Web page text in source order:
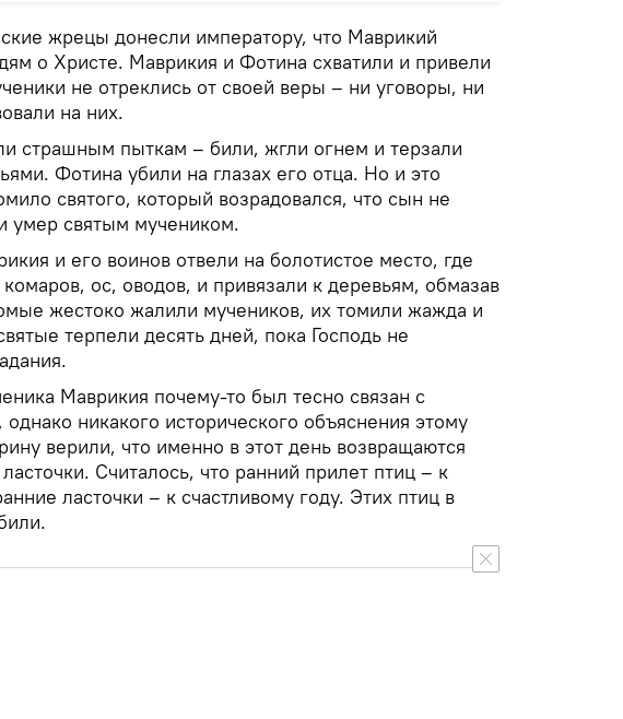
жрецы донесли императору, что Маврикий
о Христе. Маврикия и Фотина схватили и привели
не отреклись от своей веры – ни уговоры, ни
на них.
страшным пыткам – били, жгли огнем и терзали
Фотина убили на глазах его отца. Но и это
святого, который возрадовался, что сын не
умер святым мучеником.
и его воинов отвели на болотистое место, где
ос, оводов, и привязали к деревьям, обмазав
жестоко жалили мучеников, их томили жажда и
терпели десять дней, пока Господь не
Маврикия почему-то был тесно связан с
никакого исторического объяснения этому
верили, что именно в этот день возвращаются
Считалось, что ранний прилет птиц – к
ласточки – к счастливому году. Этих птиц в